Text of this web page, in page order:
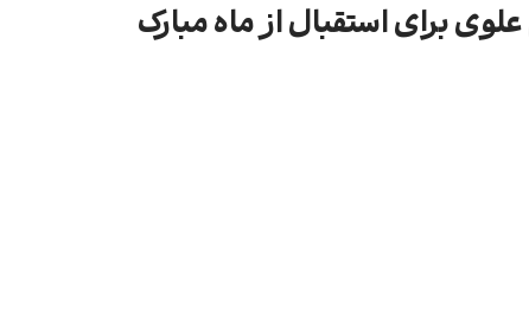
برای استقبال از ماه مبارک